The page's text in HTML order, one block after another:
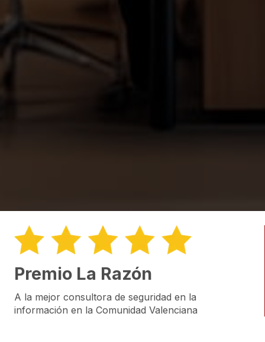
Premio La Razón
A la mejor consultora de seguridad en la
información en la Comunidad Valenciana